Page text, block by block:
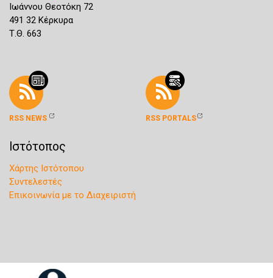
Ιωάννου Θεοτόκη 72
491 32 Κέρκυρα
Τ.Θ. 663
RSS NEWS RSS PORTALS
Ιστότοπος
Χάρτης Ιστότοπου
Συντελεστές
Επικοινωνία με το Διαχειριστή